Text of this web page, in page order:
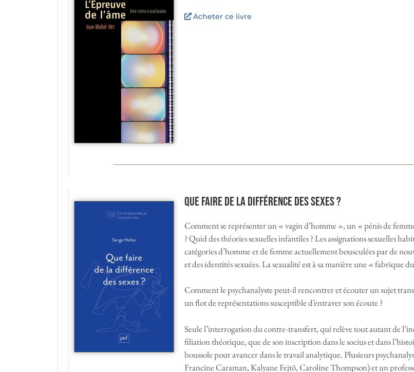
Acheter ce livre
Que faire de la différence des sexes ?
Comment se représenter un « vagin d’homme », un « pénis de
? Quid des théories sexuelles infantiles ? Les assignations sexuelles
catégories d’homme et de femme actuellement bousculées par de
et des identités sexuées. La sexualité est à sa manière une « fabrique
Comment le psychanalyste peut-il rencontrer et écouter un sujet
un flot de représentations susceptible d’entraver son écoute ?
Seule l’interrogation du contre-transfert, qui relève tout autant de
filiation théorique, que de son inscription dans le socius et dans
boussole pour avancer dans le travail analytique. Plusieurs
Francine Caraman, Kalyane Fejtö, Caroline Thompson) et un